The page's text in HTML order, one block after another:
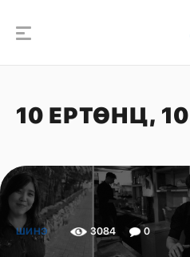
10 ЕРТӨНЦ,
ШИНЭ 3084 0